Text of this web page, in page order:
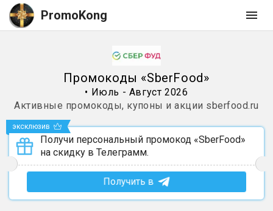
PromoKong
Промокоды «SberFood»
• Июль - Август 2026
Активные промокоды, купоны и акции sberfood.ru
Получи персональный промокод «SberFood»
на скидку в Телеграмм.
Получить в
эксклюзив